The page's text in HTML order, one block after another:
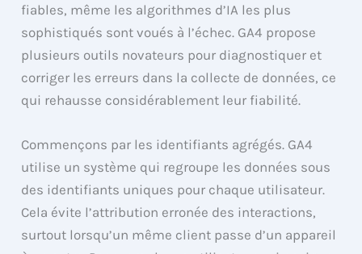
fiables, même les algorithmes d’IA les plus
sophistiqués sont voués à l’échec. GA4 propose
plusieurs outils novateurs pour diagnostiquer et
corriger les erreurs dans la collecte de données, ce
qui rehausse considérablement leur fiabilité.
Commençons par les identifiants agrégés. GA4
utilise un système qui regroupe les données sous
des identifiants uniques pour chaque utilisateur.
Cela évite l’attribution erronée des interactions,
surtout lorsqu’un même client passe d’un appareil